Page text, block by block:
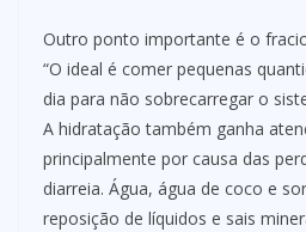
Outro ponto importante é o
“O ideal é comer pequenas
dia para não sobrecarregar o
A hidratação também ganha
principalmente por causa das
diarreia. Água, água de coco e
reposição de líquidos e sais